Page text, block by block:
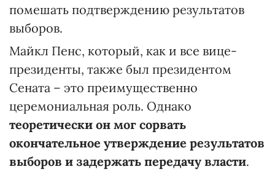
помешать подтверждению результатов
выборов.
Майкл Пенс, который, как и все вице-
президенты, также был президентом
Сената – это преимущественно
церемониальная роль. Однако
теоретически он мог сорвать
окончательное утверждение результатов
выборов и задержать передачу власти.